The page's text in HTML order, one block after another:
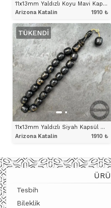
11x13mm Yaldızlı Koyu Mavi Kapsül Maskot Model Arizona Katalin Tesbih
Arizona Katalin
1910 ₺
ÜRÜNÜ İNCELE
TÜKENDI
11x13mm Yaldızlı Siyah Kapsül Maskot Model Arizona Katalin Tesbih
Arizona Katalin
1910 ₺
ÜRÜNÜ İNCELE
Tesbih
Bileklik